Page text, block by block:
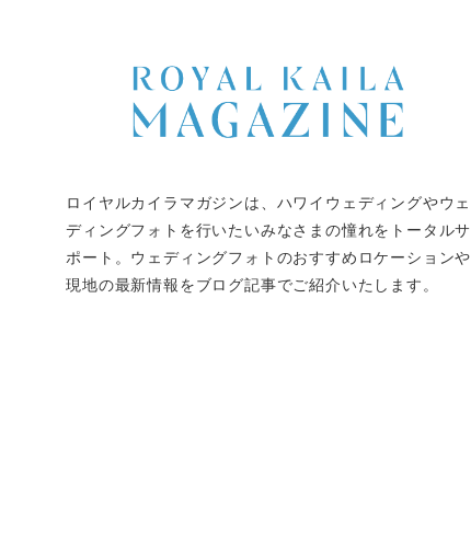
ロイヤルカイラマガジンは、ハワイウェディングやウェ
ディングフォトを行いたいみなさまの憧れをトータルサ
ポート。ウェディングフォトのおすすめロケーションや
現地の最新情報をブログ記事でご紹介いたします。